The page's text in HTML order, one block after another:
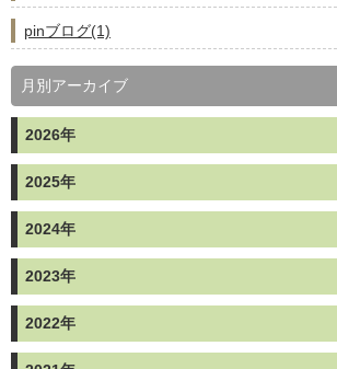
pinブログ(1)
月別アーカイブ
2026年
2025年
2024年
2023年
2022年